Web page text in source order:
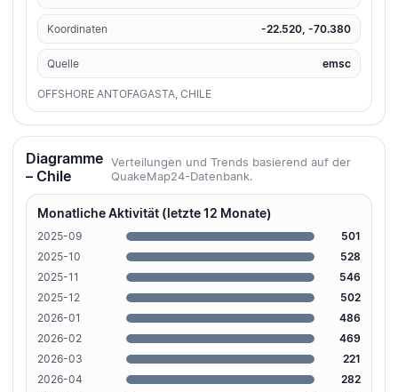
Koordinaten -22.520, -70.380
Quelle emsc
OFFSHORE ANTOFAGASTA, CHILE
Diagramme
– Chile
Verteilungen und Trends basierend auf der
QuakeMap24-Datenbank.
Monatliche Aktivität (letzte 12 Monate)
2025-09
501
2025-10
528
2025-11
546
2025-12
502
2026-01
486
2026-02
469
2026-03
221
2026-04
282